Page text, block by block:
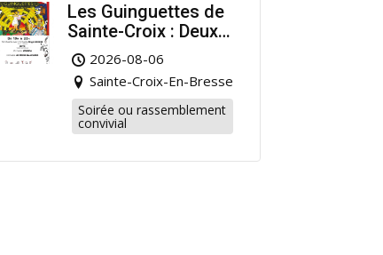
Les Guinguettes de
Sainte-Croix : Deux
Rendez-vous
Dansants pour
Prolonger l’Été !
2026-08-06
Sainte-Croix-En-Bresse
Soirée ou rassemblement
convivial